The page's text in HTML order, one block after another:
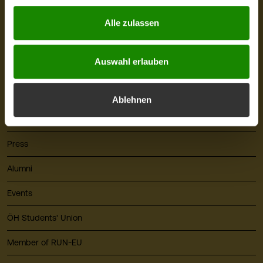
Alle zulassen
Auswahl erlauben
Ablehnen
About FHV
Cafeteria & Café Campus
Press
Alumni
Events
ÖH Students' Union
Member of RUN-EU